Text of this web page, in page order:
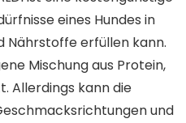
eines Hundes in
Nährstoffe erfüllen kann.
Mischung aus Protein,
Allerdings kann die
und